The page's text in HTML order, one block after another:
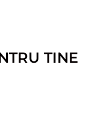
TINE